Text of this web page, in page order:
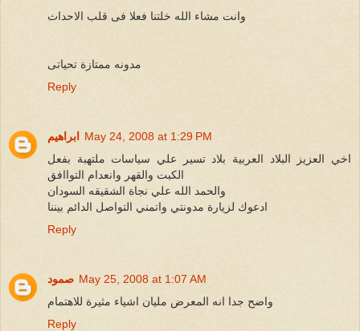
وانت مشاء الله خلتنا فعلا فى قلب الاحداث
مدونه ممتازة تحياتى
Reply
ابراهيم
May 24, 2008 at 1:29 PM
اخي العزيز البلاد العربية بلاد تسير علي سياسات ملتهبة بفعل
الكبت والقهر وانعدام التواافق
والحمد الله علي نجاة الشقيقه السودان
ادعوك لزيارة مدونتي واتمني التواصل الدائم بيننا
Reply
صمود May 25, 2008 at 1:07 AM
واضح جدا انه المعرض مليان اشياء مثيرة للاهتمام
Reply